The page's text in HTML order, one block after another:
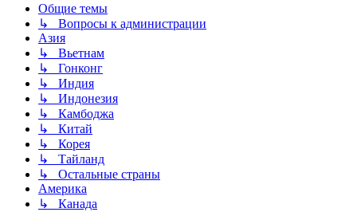
Общие темы
↳ Вопросы к администрации
Азия
↳ Вьетнам
↳ Гонконг
↳ Индия
↳ Индонезия
↳ Камбоджа
↳ Китай
↳ Корея
↳ Тайланд
↳ Остальные страны
Америка
↳ Канада